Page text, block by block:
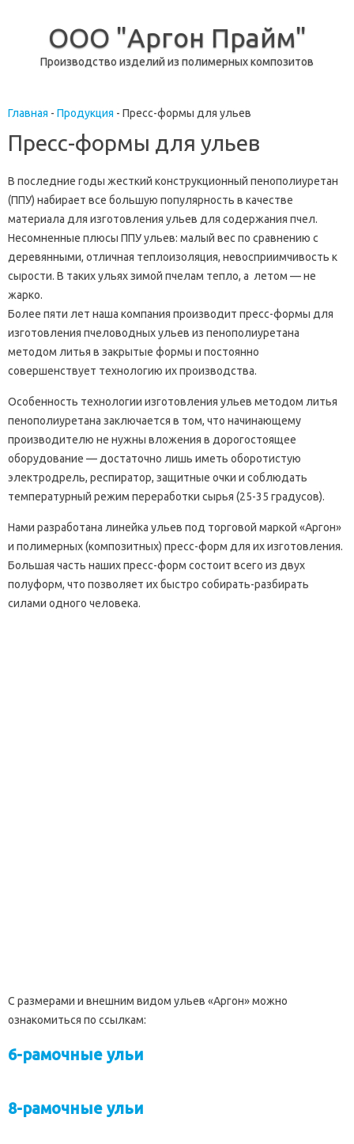
ООО "Аргон Прайм"
Производство изделий из полимерных композитов
Главная - Продукция - Пресс-формы для ульев
Пресс-формы для ульев
В последние годы жесткий конструкционный пенополиуретан
(ППУ) набирает все большую популярность в качестве
материала для изготовления ульев для содержания пчел.
Несомненные плюсы ППУ ульев: малый вес по сравнению с
деревянными, отличная теплоизоляция, невосприимчивость к
сырости. В таких ульях зимой пчелам тепло, а летом — не
жарко.
Более пяти лет наша компания производит пресс-формы для
изготовления пчеловодных ульев из пенополиуретана
методом литья в закрытые формы и постоянно
совершенствует технологию их производства.
Особенность технологии изготовления ульев методом литья
пенополиуретана заключается в том, что начинающему
производителю не нужны вложения в дорогостоящее
оборудование — достаточно лишь иметь оборотистую
электродрель, респиратор, защитные очки и соблюдать
температурный режим переработки сырья (25-35 градусов).
Нами разработана линейка ульев под торговой маркой «Аргон»
и полимерных (композитных) пресс-форм для их изготовления.
Большая часть наших пресс-форм состоит всего из двух
полуформ, что позволяет их быстро собирать-разбирать
силами одного человека.
С размерами и внешним видом ульев «Аргон» можно
ознакомиться по ссылкам:
6-рамочные ульи
8-рамочные ульи